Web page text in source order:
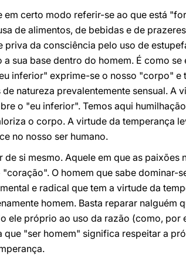
certo modo referir-se ao que está
de alimentos, de bebidas e de
da consciência pelo uso de
sua base dentro do homem. É como se
inferior" exprime-se o nosso "corpo" e
natureza prevalentemente sensual. A
o "eu inferior". Temos aqui
o corpo. A virtude da temperança
no nosso ser humano.
de si mesmo. Aquele em que as
O homem que sabe dominar-
e radical que tem a virtude da
homem. Basta reparar nalguém
ele próprio ao uso da razão (como, por
"ser homem" significa respeitar a